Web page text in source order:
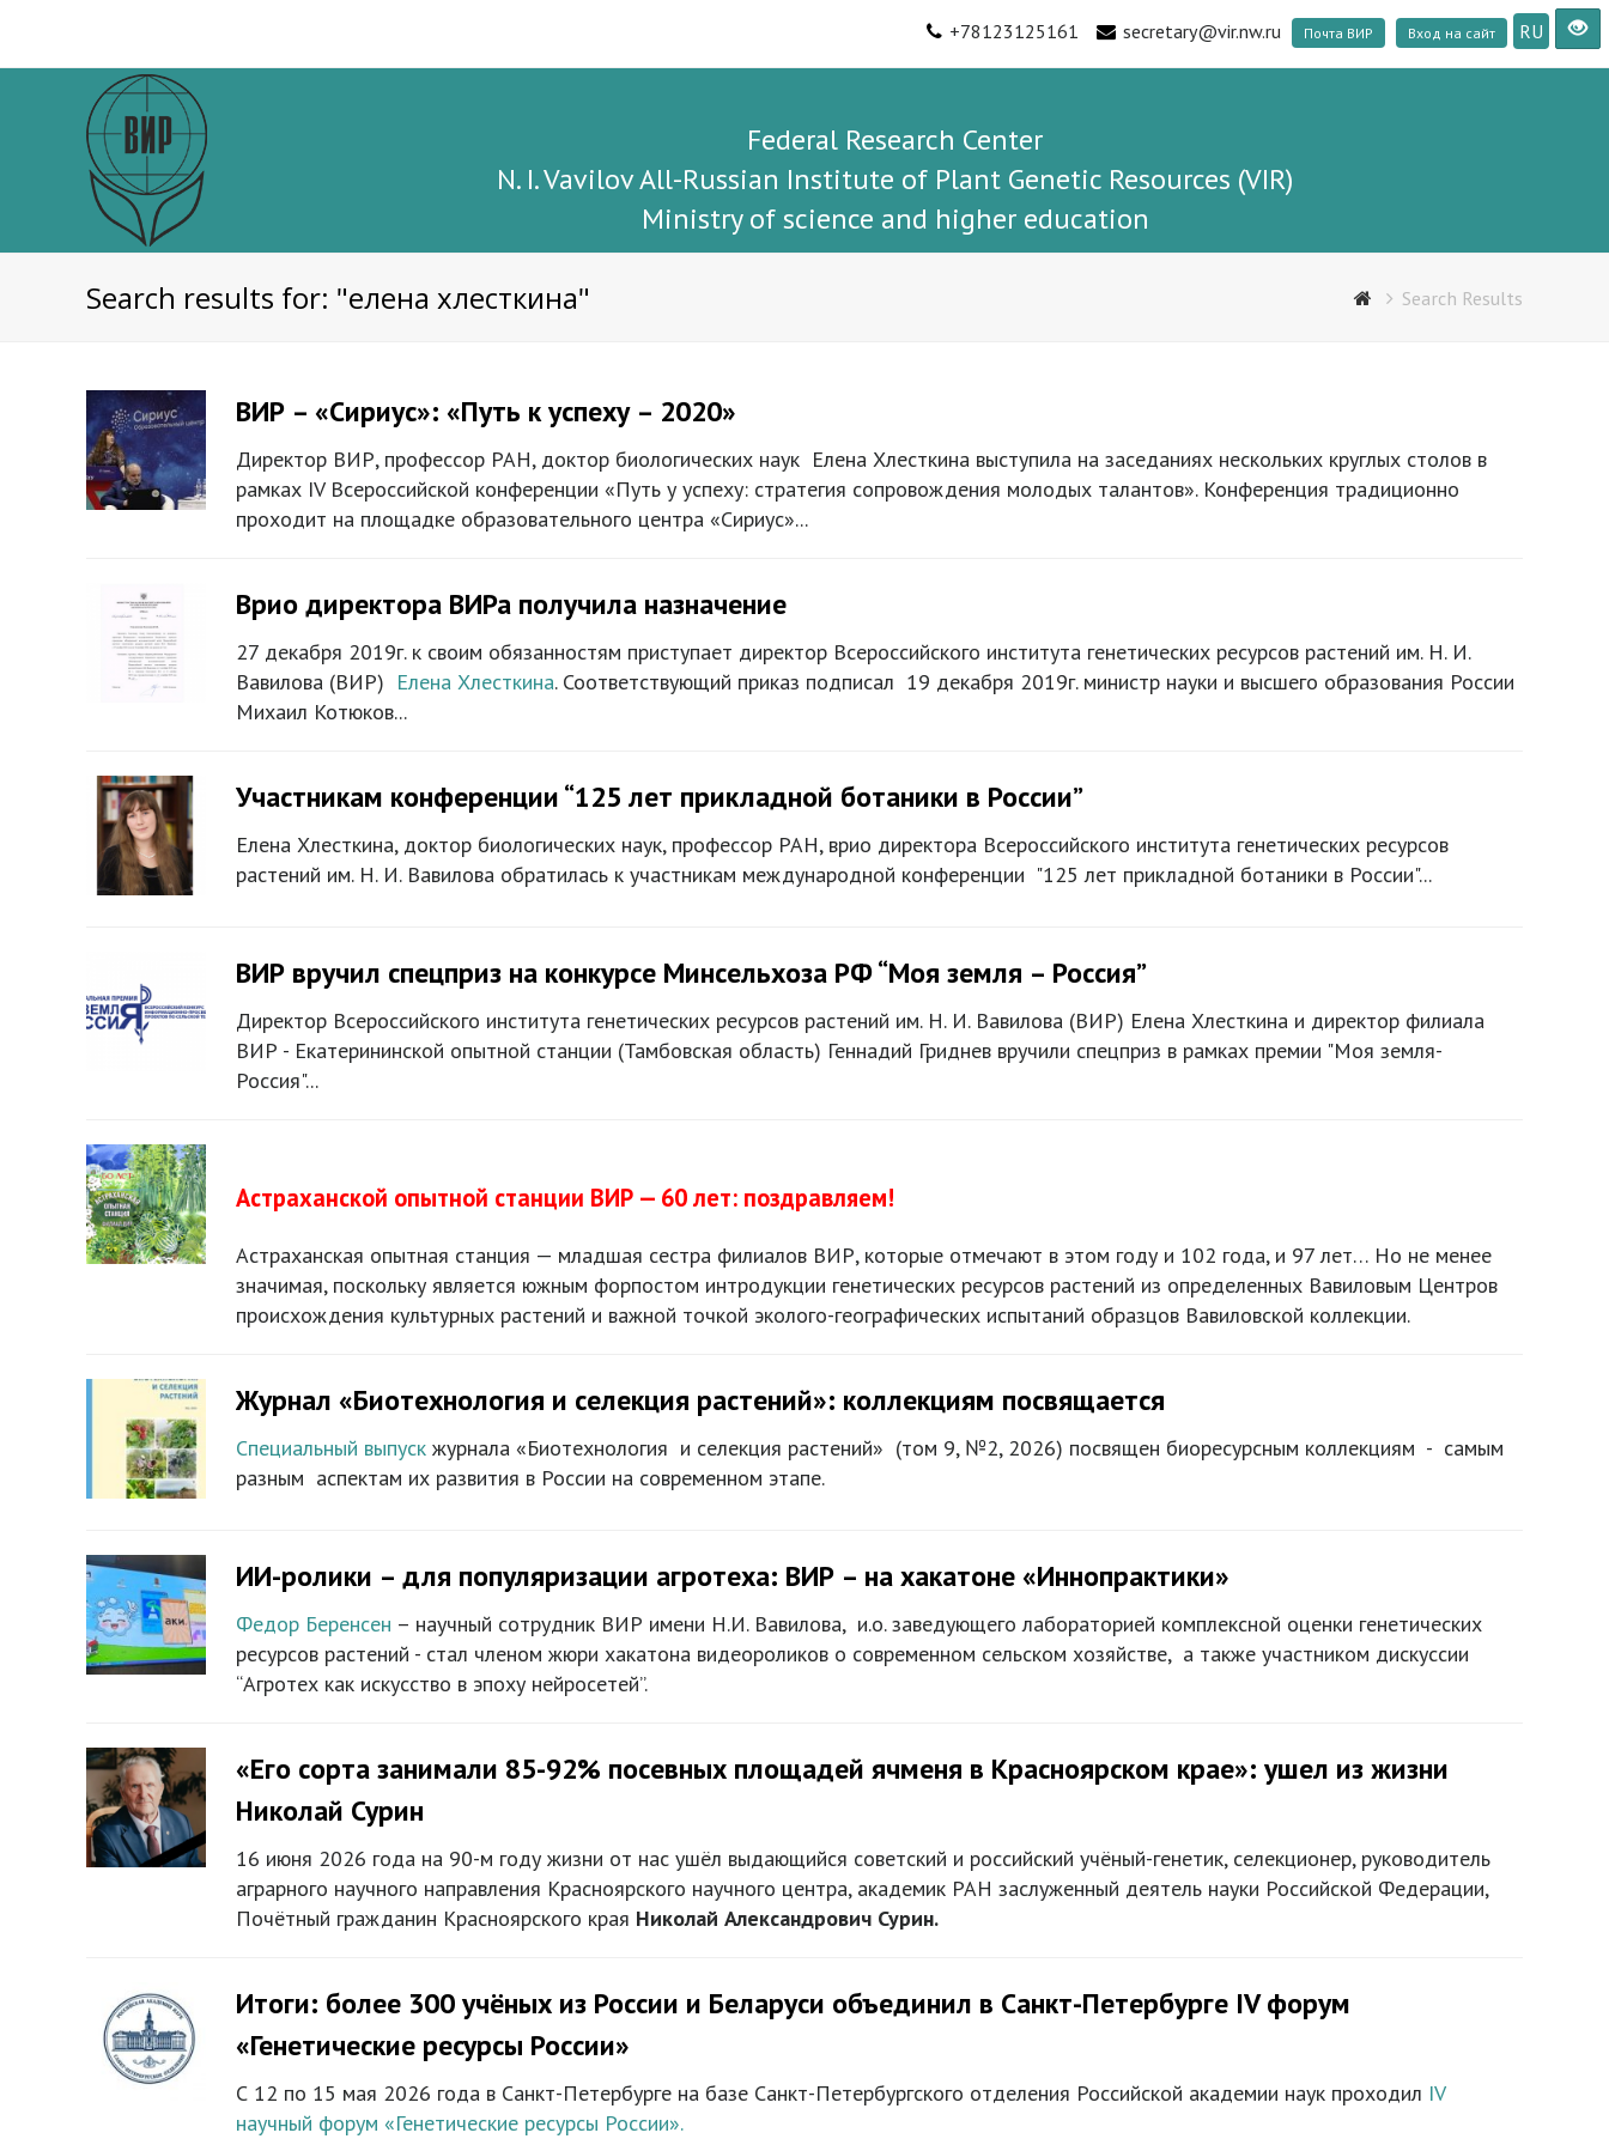
+78123125161 secretary@vir.nw.ru Почта ВИР Вход на сайт RU
Federal Research Center
N. I. Vavilov All-Russian Institute of Plant Genetic Resources (VIR)
Ministry of science and higher education
Search results for: "елена хлесткина" Search Results
ВИР – «Сириус»: «Путь к успеху – 2020»
Директор ВИР, профессор РАН, доктор биологических наук Елена Хлесткина выступила на заседаниях нескольких круглых столов в
рамках IV Всероссийской конференции «Путь у успеху: стратегия сопровождения молодых талантов». Конференция традиционно
проходит на площадке образовательного центра «Сириус»...
Врио директора ВИРа получила назначение
27 декабря 2019г. к своим обязанностям приступает директор Всероссийского института генетических ресурсов растений им. Н. И.
Вавилова (ВИР) Елена Хлесткина. Соответствующий приказ подписал 19 декабря 2019г. министр науки и высшего образования России
Михаил Котюков...
Участникам конференции “125 лет прикладной ботаники в России”
Елена Хлесткина, доктор биологических наук, профессор РАН, врио директора Всероссийского института генетических ресурсов
растений им. Н. И. Вавилова обратилась к участникам международной конференции "125 лет прикладной ботаники в России"...
ВИР вручил спецприз на конкурсе Минсельхоза РФ “Моя земля – Россия”
Директор Всероссийского института генетических ресурсов растений им. Н. И. Вавилова (ВИР) Елена Хлесткина и директор филиала
ВИР - Екатерининской опытной станции (Тамбовская область) Геннадий Гриднев вручили спецприз в рамках премии "Моя земля-
Россия"...
Астраханской опытной станции ВИР — 60 лет: поздравляем!
Астраханская опытная станция — младшая сестра филиалов ВИР, которые отмечают в этом году и 102 года, и 97 лет… Но не менее
значимая, поскольку является южным форпостом интродукции генетических ресурсов растений из определенных Вавиловым Центров
происхождения культурных растений и важной точкой эколого-географических испытаний образцов Вавиловской коллекции.
Журнал «Биотехнология и селекция растений»: коллекциям посвящается
Специальный выпуск журнала «Биотехнология и селекция растений» (том 9, №2, 2026) посвящен биоресурсным коллекциям - самым
разным аспектам их развития в России на современном этапе.
ИИ-ролики – для популяризации агротеха: ВИР – на хакатоне «Иннопрактики»
Федор Беренсен – научный сотрудник ВИР имени Н.И. Вавилова, и.о. заведующего лабораторией комплексной оценки генетических
ресурсов растений - стал членом жюри хакатона видеороликов о современном сельском хозяйстве, а также участником дискуссии
“Агротех как искусство в эпоху нейросетей”.
«Его сорта занимали 85-92% посевных площадей ячменя в Красноярском крае»: ушел из жизни
Николай Сурин
16 июня 2026 года на 90-м году жизни от нас ушёл выдающийся советский и российский учёный-генетик, селекционер, руководитель
аграрного научного направления Красноярского научного центра, академик РАН заслуженный деятель науки Российской Федерации,
Почётный гражданин Красноярского края Николай Александрович Сурин.
Итоги: более 300 учёных из России и Беларуси объединил в Санкт-Петербурге IV форум
«Генетические ресурсы России»
С 12 по 15 мая 2026 года в Санкт-Петербурге на базе Санкт-Петербургского отделения Российской академии наук проходил IV
научный форум «Генетические ресурсы России».